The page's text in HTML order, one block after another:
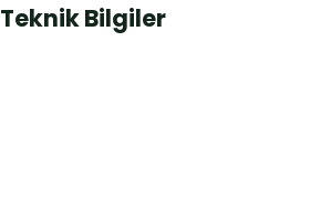
Teknik Bilgiler